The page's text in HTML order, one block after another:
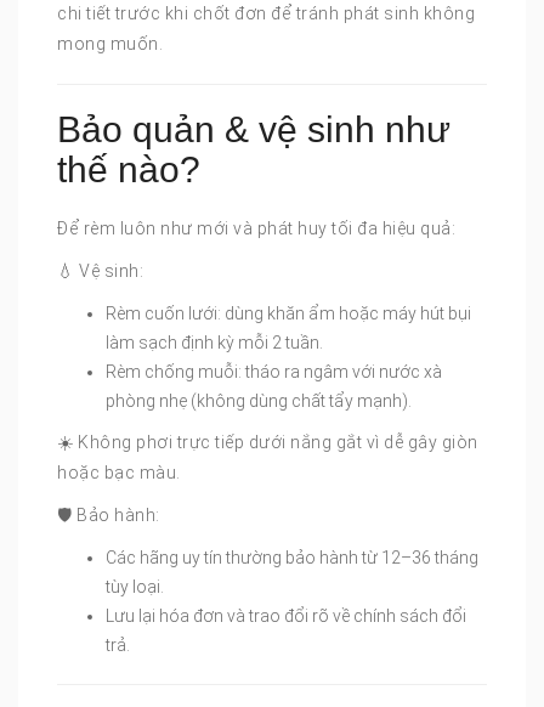
chi tiết trước khi chốt đơn để tránh phát sinh không
mong muốn.
Bảo quản & vệ sinh như
thế nào?
Để rèm luôn như mới và phát huy tối đa hiệu quả:
💧 Vệ sinh:
Rèm cuốn lưới: dùng khăn ẩm hoặc máy hút bụi
làm sạch định kỳ mỗi 2 tuần.
Rèm chống muỗi: tháo ra ngâm với nước xà
phòng nhẹ (không dùng chất tẩy mạnh).
☀️ Không phơi trực tiếp dưới nắng gắt vì dễ gây giòn
hoặc bạc màu.
🛡 Bảo hành:
Các hãng uy tín thường bảo hành từ 12–36 tháng
tùy loại.
Lưu lại hóa đơn và trao đổi rõ về chính sách đổi
trả.